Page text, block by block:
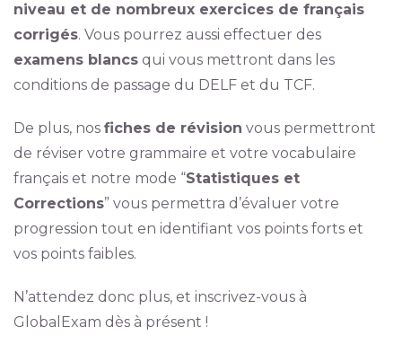
niveau et de nombreux exercices de français
corrigés. Vous pourrez aussi effectuer des
examens blancs qui vous mettront dans les
conditions de passage du DELF et du TCF.
De plus, nos fiches de révision vous permettront
de réviser votre grammaire et votre vocabulaire
français et notre mode “Statistiques et
Corrections” vous permettra d’évaluer votre
progression tout en identifiant vos points forts et
vos points faibles.
N’attendez donc plus, et inscrivez-vous à
GlobalExam dès à présent !